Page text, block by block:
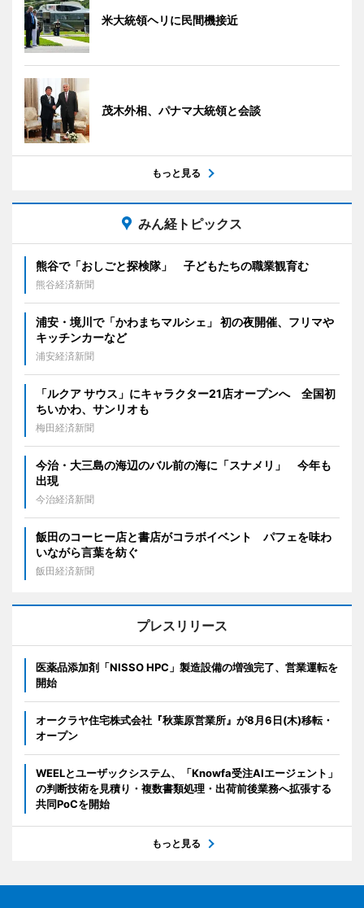
米大統領ヘリに民間機接近
茂木外相、パナマ大統領と会談
もっと見る
みん経トピックス
熊谷で「おしごと探検隊」 子どもたちの職業観育む
熊谷経済新聞
浦安・境川で「かわまちマルシェ」 初の夜開催、フリマや
キッチンカーなど
浦安経済新聞
「ルクア サウス」にキャラクター21店オープンへ 全国初
ちいかわ、サンリオも
梅田経済新聞
今治・大三島の海辺のバル前の海に「スナメリ」 今年も
出現
今治経済新聞
飯田のコーヒー店と書店がコラボイベント パフェを味わ
いながら言葉を紡ぐ
飯田経済新聞
プレスリリース
医薬品添加剤「NISSO HPC」製造設備の増強完了、営業運転を
開始
オークラヤ住宅株式会社『秋葉原営業所』が8月6日(木)移転・
オープン
WEELとユーザックシステム、「Knowfa受注AIエージェント」
の判断技術を見積り・複数書類処理・出荷前後業務へ拡張する
共同PoCを開始
もっと見る